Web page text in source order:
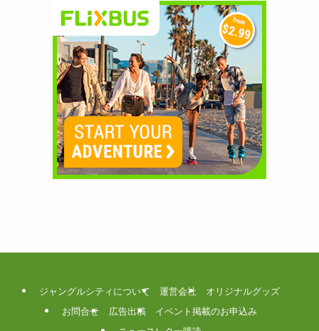
ジャングルシティについて 運営会社
オリジナルグッズ
お問合せ
広告出稿
イベント掲載のお申込み